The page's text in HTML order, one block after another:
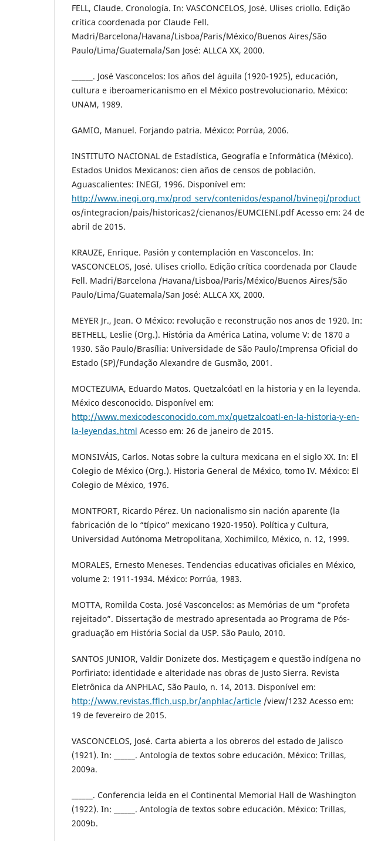
FELL, Claude. Cronología. In: VASCONCELOS, José. Ulises criollo. Edição
crítica coordenada por Claude Fell.
Madri/Barcelona/Havana/Lisboa/Paris/México/Buenos Aires/São
Paulo/Lima/Guatemala/San José: ALLCA XX, 2000.
______. José Vasconcelos: los años del águila (1920-1925), educación,
cultura e iberoamericanismo en el México postrevolucionario. México:
UNAM, 1989.
GAMIO, Manuel. Forjando patria. México: Porrúa, 2006.
INSTITUTO NACIONAL de Estadística, Geografía e Informática (México).
Estados Unidos Mexicanos: cien años de censos de población.
Aguascalientes: INEGI, 1996. Disponível em:
http://www.inegi.org.mx/prod_serv/contenidos/espanol/bvinegi/product
os/integracion/pais/historicas2/cienanos/EUMCIENI.pdf Acesso em: 24 de
abril de 2015.
KRAUZE, Enrique. Pasión y contemplación en Vasconcelos. In:
VASCONCELOS, José. Ulises criollo. Edição crítica coordenada por Claude
Fell. Madri/Barcelona /Havana/Lisboa/Paris/México/Buenos Aires/São
Paulo/Lima/Guatemala/San José: ALLCA XX, 2000.
MEYER Jr., Jean. O México: revolução e reconstrução nos anos de 1920. In:
BETHELL, Leslie (Org.). História da América Latina, volume V: de 1870 a
1930. São Paulo/Brasília: Universidade de São Paulo/Imprensa Oficial do
Estado (SP)/Fundação Alexandre de Gusmão, 2001.
MOCTEZUMA, Eduardo Matos. Quetzalcóatl en la historia y en la leyenda.
México desconocido. Disponível em:
http://www.mexicodesconocido.com.mx/quetzalcoatl-en-la-historia-y-en-
la-leyendas.html Acesso em: 26 de janeiro de 2015.
MONSIVÁIS, Carlos. Notas sobre la cultura mexicana en el siglo XX. In: El
Colegio de México (Org.). Historia General de México, tomo IV. México: El
Colegio de México, 1976.
MONTFORT, Ricardo Pérez. Un nacionalismo sin nación aparente (la
fabricación de lo “típico” mexicano 1920-1950). Política y Cultura,
Universidad Autónoma Metropolitana, Xochimilco, México, n. 12, 1999.
MORALES, Ernesto Meneses. Tendencias educativas oficiales en México,
volume 2: 1911-1934. México: Porrúa, 1983.
MOTTA, Romilda Costa. José Vasconcelos: as Memórias de um “profeta
rejeitado”. Dissertação de mestrado apresentada ao Programa de Pós-
graduação em História Social da USP. São Paulo, 2010.
SANTOS JUNIOR, Valdir Donizete dos. Mestiçagem e questão indígena no
Porfiriato: identidade e alteridade nas obras de Justo Sierra. Revista
Eletrônica da ANPHLAC, São Paulo, n. 14, 2013. Disponível em:
http://www.revistas.fflch.usp.br/anphlac/article /view/1232 Acesso em:
19 de fevereiro de 2015.
VASCONCELOS, José. Carta abierta a los obreros del estado de Jalisco
(1921). In: ______. Antología de textos sobre educación. México: Trillas,
2009a.
______. Conferencia leída en el Continental Memorial Hall de Washington
(1922). In: ______. Antología de textos sobre educación. México: Trillas,
2009b.